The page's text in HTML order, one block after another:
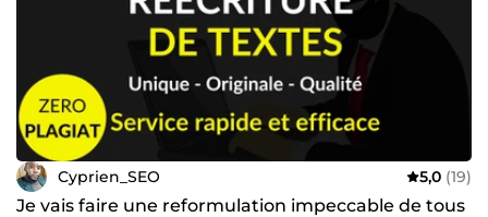
Cyprien_SEO 5,0 (19)
Je vais faire une reformulation impeccable de tous